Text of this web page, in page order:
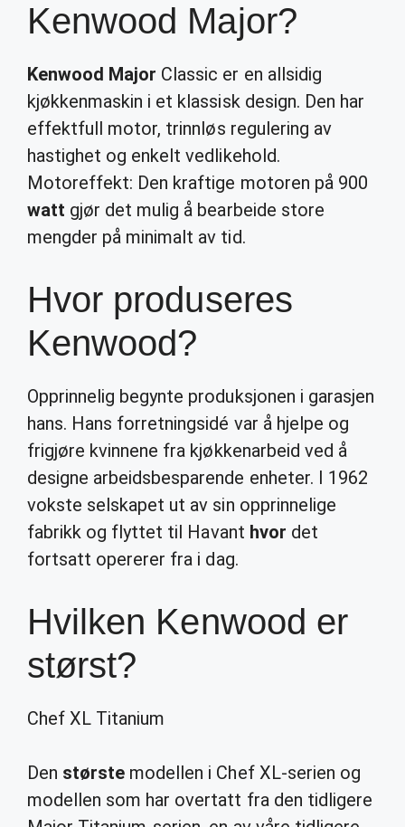
Kenwood Major?
Kenwood Major Classic er en allsidig
kjøkkenmaskin i et klassisk design. Den har
effektfull motor, trinnløs regulering av
hastighet og enkelt vedlikehold.
Motoreffekt: Den kraftige motoren på 900
watt gjør det mulig å bearbeide store
mengder på minimalt av tid.
Hvor produseres
Kenwood?
Opprinnelig begynte produksjonen i garasjen
hans. Hans forretningsidé var å hjelpe og
frigjøre kvinnene fra kjøkkenarbeid ved å
designe arbeidsbesparende enheter. I 1962
vokste selskapet ut av sin opprinnelige
fabrikk og flyttet til Havant hvor det
fortsatt opererer fra i dag.
Hvilken Kenwood er
størst?
Chef XL Titanium
Den største modellen i Chef XL-serien og
modellen som har overtatt fra den tidligere